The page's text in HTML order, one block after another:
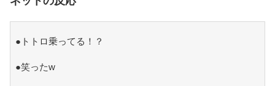
●トトロ乗ってる！？
●笑ったw